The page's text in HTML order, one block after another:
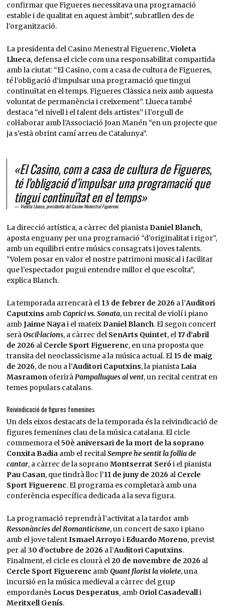
confirmar que Figueres necessitava una programació
estable i de qualitat en aquest àmbit”, subratllen des de
l’organització.
La presidenta del Casino Menestral Figuerenc,Violeta
Llueca, defensa el cicle com una responsabilitat compartida
amb la ciutat: “El Casino, com a casa de cultura de Figueres,
té l’obligació d’impulsar una programació que tingui
continuïtat en el temps. Figueres Clàssica neix amb aquesta
voluntat de permanència i creixement”. Llueca també
destaca “el nivell i el talent dels artistes” i l’orgull de
col·laborar amb l’Associació Joan Manén “en un projecte que
ja s’està obrint camí arreu de Catalunya”.
«El Casino, com a casa de cultura de Figueres,
té l’obligació d’impulsar una programació que
tingui continuïtat en el temps»
Violeta Llueca, presidenta del Casino Menestral Figuerenc
La direcció artística, a càrrec del pianistaDaniel Blanch,
aposta enguany per una programació “d’originalitat i rigor”,
amb un equilibri entre músics consagrats i joves talents.
“Volem posar en valor el nostre patrimoni musical i facilitar
que l’espectador pugui entendre millor el que escolta”,
explica Blanch.
La temporada arrencarà el 13 de febrer de 2026a l’Auditori
Caputxins amb Caprici vs. Sonata, un recital de violí i piano
amb Jaime Nayai el mateixDaniel Blanch. El segon concert
seràOscil·lacions, a càrrec del SenArts Quintet, el 17 d’abril
de 2026al Cercle Sport Figuerenc, en una proposta que
transita del neoclassicisme a la música actual. El 15 de maig
de 2026, de nou a l’Auditori Caputxins, la pianista Laia
MasramonoferiràPampallugues al vent, un recital centrat en
temes populars catalans.
Reivindicació de figures femenines
Un dels eixos destacats de la temporada és la reivindicació de
figures femenines clau de la música catalana. El cicle
commemora el50è aniversari de la mort de la soprano
Conxita Badiaamb el recitalSempre he sentit la follia de
cantar, a càrrec de la soprano Montserrat Serói el pianista
Pau Casan, que tindrà lloc l’11 de juny de 2026al Cercle
Sport Figuerenc. El programa es completarà amb una
conferència específica dedicada a la seva figura.
La programació reprendrà l’activitat a la tardor amb
Ressonàncies del Romanticisme, un concert de saxo i piano
amb el jove talentIsmael Arroyoi Eduardo Moreno, previst
per al 30 d’octubre de 2026a l’Auditori Caputxins.
Finalment, el cicle es clourà el20 de novembre de 2026al
Cercle Sport Figuerenc amb Quant florist la violete, una
incursió en la música medieval a càrrec del grup
empordanès Locus Desperatus, amb Oriol Casadevalli
Meritxell Genís.